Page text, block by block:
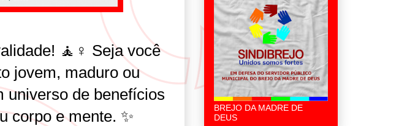
🧘♀️ Seja você
jovem, maduro ou
universo de benefícios
corpo e mente. ✨
BREJO DA MADRE DE
DEUS